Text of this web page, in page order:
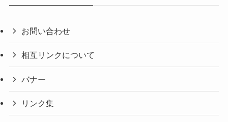
お問い合わせ
相互リンクについて
バナー
リンク集